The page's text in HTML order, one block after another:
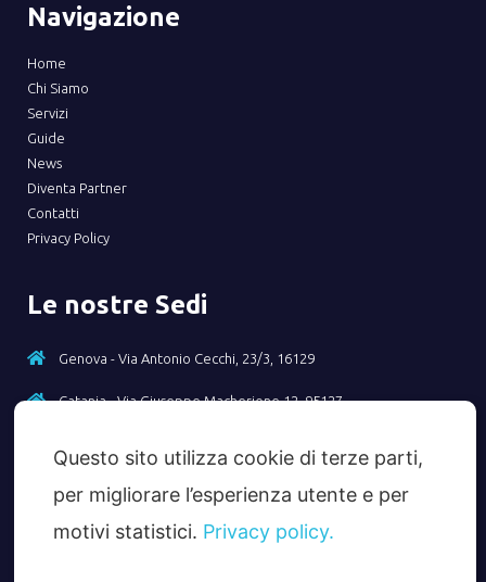
Navigazione
Home
Chi Siamo
Servizi
Guide
News
Diventa Partner
Contatti
Privacy Policy
Le nostre Sedi
Genova - Via Antonio Cecchi, 23/3, 16129
Catania - Via Giuseppe Macherione 12, 95127
Contatti
Questo sito utilizza cookie di terze parti,
per migliorare l’esperienza utente e per
motivi statistici. Privacy policy.